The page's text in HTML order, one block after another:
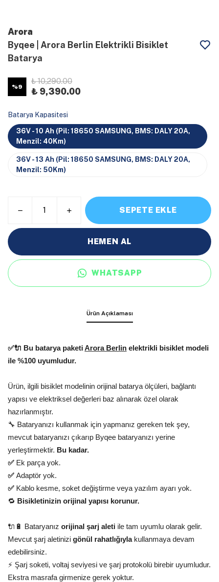
Arora
Byqee | Arora Berlin Elektrikli Bisiklet
Batarya
%9
₺ 10,290.00
₺ 9,390.00
Batarya Kapasitesi
36V - 10 Ah (Pil: 18650 SAMSUNG, BMS: DALY 20A,
Menzil: 40Km)
36V - 13 Ah (Pil: 18650 SAMSUNG, BMS: DALY 20A,
Menzil: 50Km)
SEPETE EKLE
HEMEN AL
WHATSAPP
Ürün Açıklaması
✅🔌 Bu batarya paketiArora Berlin elektrikli bisiklet modeli
ile %100 uyumludur.
Ürün, ilgili bisiklet modelinin orijinal batarya ölçüleri, bağlantı
yapısı ve elektriksel değerleri baz alınarak özel olarak
hazırlanmıştır.
🔧 Bataryanızı kullanmak için yapmanız gereken tek şey,
mevcut bataryanızı çıkarıp Byqee bataryanızı yerine
yerleştirmektir. Bu kadar.
✅ Ek parça yok.
✅ Adaptör yok.
✅ Kablo kesme, soket değiştirme veya yazılım ayarı yok.
🔁 Bisikletinizin orijinal yapısı korunur.
🔌🔋 Bataryanız orijinal şarj aleti ile tam uyumlu olarak gelir.
Mevcut şarj aletinizi gönül rahatlığıylakullanmaya devam
edebilirsiniz.
⚡ Şarj soketi, voltaj seviyesi ve şarj protokolü birebir uyumludur.
Ekstra masrafa girmenize gerek yoktur.